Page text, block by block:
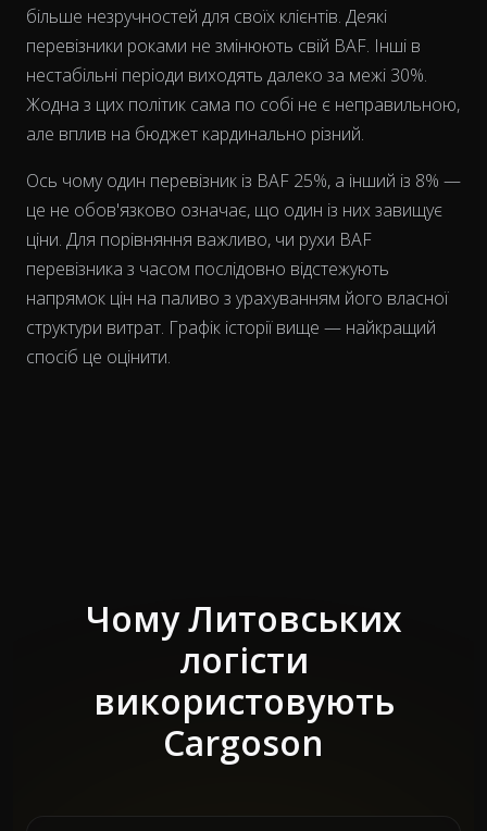
більше незручностей для своїх клієнтів. Деякі
перевізники роками не змінюють свій BAF. Інші в
нестабільні періоди виходять далеко за межі 30%.
Жодна з цих політик сама по собі не є неправильною,
але вплив на бюджет кардинально різний.
Ось чому один перевізник із BAF 25%, а інший із 8% —
це не обов'язково означає, що один із них завищує
ціни. Для порівняння важливо, чи рухи BAF
перевізника з часом послідовно відстежують
напрямок цін на паливо з урахуванням його власної
структури витрат. Графік історії вище — найкращий
спосіб це оцінити.
Чому Литовських
логісти
використовують
Cargoson